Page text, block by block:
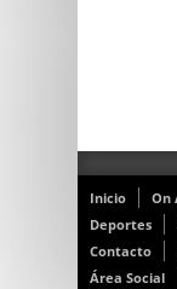
Inicio On
Deportes
Contacto
Área Social